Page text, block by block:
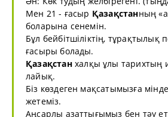
Мен 21 - ғасыр Қазақстанның
боларына сенемін.
Бұл бейбітшіліктің, тұрақтылық
ғасыры болады.
Қазақстанхалқы ұлы тарихтың
лайық.
Біз көздеген мақсатымызға
жетеміз.
Аңсарлы азаттығымыз бен тәу